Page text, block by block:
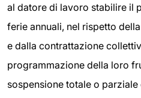
al datore di lavoro stabilire il
ferie annuali, nel rispetto
e dalla contrattazione
programmazione della loro
sospensione totale o